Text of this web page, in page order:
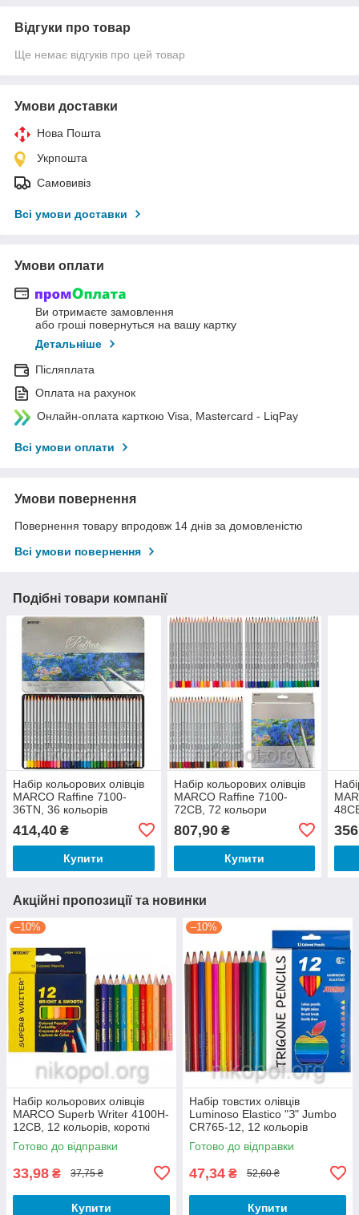
Відгуки про товар
Ще немає відгуків про цей товар
Умови доставки
Нова Пошта
Укрпошта
Самовивіз
Всі умови доставки
Умови оплати
Ви отримаєте замовлення
або гроші повернуться на вашу картку
Детальніше
Післяплата
Оплата на рахунок
Онлайн-оплата карткою Visa, Mastercard - LiqPay
Всі умови оплати
Умови повернення
Повернення товару впродовж 14 днів за домовленістю
Всі умови повернення
Подібні товари компанії
Набір кольорових олівців
MARCO Raffine 7100-
36TN, 36 кольорів
414,40 ₴
Купити
Набір кольорових олівців
MARCO Raffine 7100-
72CB, 72 кольори
807,90₴
Купити
Акційні пропозиції та новинки
–10%
Набір кольорових олівців
MARCO Superb Writer 4100H-
12CB, 12 кольорів, короткі
Готово до відправки
33,98 ₴ 37,75 ₴
Купити
–10%
Набір товстих олівців
Luminoso Elastico "З" Jumbo
CR765-12, 12 кольорів
Готово до відправки
47,34 ₴ 52,60 ₴
Купити